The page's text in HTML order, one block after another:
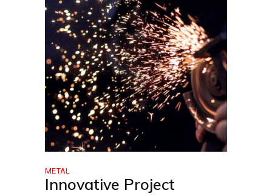
METAL
Innovative Project